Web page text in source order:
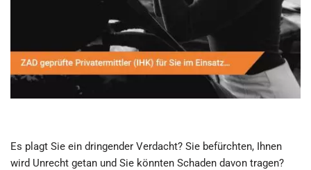
Es plagt Sie ein dringender Verdacht? Sie befürchten, Ihnen
wird Unrecht getan und Sie könnten Schaden davon tragen?